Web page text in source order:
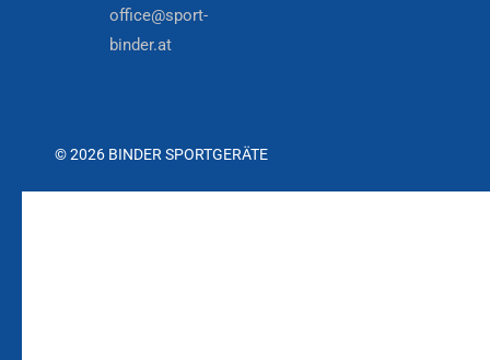
office@sport-
binder.at
© 2026 BINDER SPORTGERÄTE